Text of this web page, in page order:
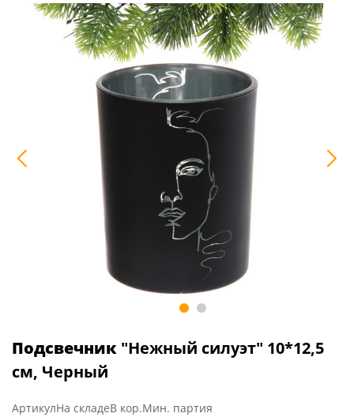
Подсвечник "Нежный силуэт" 10*12,5
см, Черный
АртикулНа складеВ кор.Мин. партия